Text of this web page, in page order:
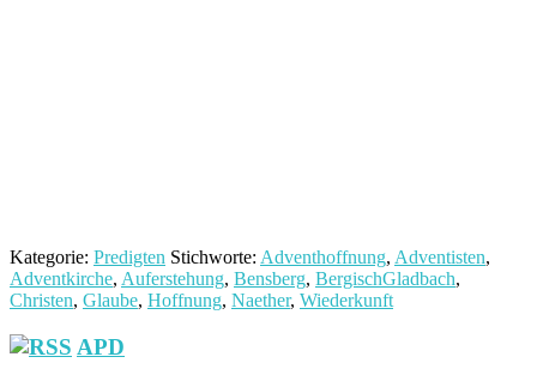
Kategorie: Predigten Stichworte: Adventhoffnung, Adventisten,
Adventkirche, Auferstehung, Bensberg, BergischGladbach,
Christen, Glaube, Hoffnung, Naether, Wiederkunft
FooterAPD